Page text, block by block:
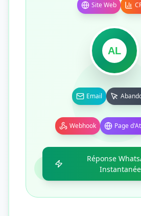
Site Web
AL
Email
Webhook Page
Réponse
Instantanée